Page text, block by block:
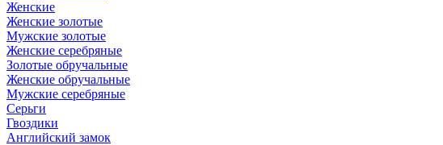
Женские
Женские золотые
Мужские золотые
Женские серебряные
Золотые обручальные
Женские обручальные
Мужские серебряные
Серьги
Гвоздики
Английский замок